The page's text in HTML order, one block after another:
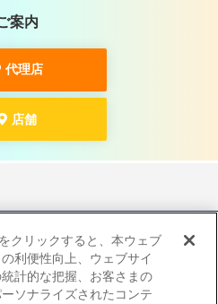
案内
代理店
店舗
のお取扱いについて）
クリックすると、本ウェブ
利便性向上、ウェブサイ
計的な把握、お客さまの
ソナライズされたコンテ